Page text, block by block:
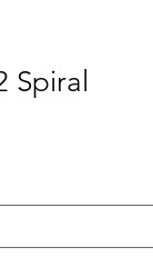
Spiral